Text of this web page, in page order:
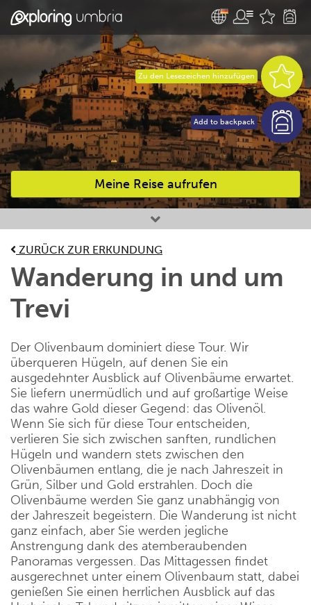
Meine Reise aufrufen
Bevorzugte Aktivitäten
Zu den Lesezeichen hinzufügen
Add to backpack
ZURÜCK ZUR ERKUNDUNG
Wanderung in und um
Trevi
Der Olivenbaum dominiert diese Tour. Wir
überqueren Hügeln, auf denen Sie ein
ausgedehnter Ausblick auf Olivenbäume erwartet.
Sie liefern unermüdlich und auf großartige Weise
das wahre Gold dieser Gegend: das Olivenöl.
Wenn Sie sich für diese Tour entscheiden,
verlieren Sie sich zwischen sanften, rundlichen
Hügeln und wandern stets zwischen den
Olivenbäumen entlang, die je nach Jahreszeit in
Grün, Silber und Gold erstrahlen. Doch die
Olivenbäume werden Sie ganz unabhängig von
der Jahreszeit begeistern. Die Wanderung ist nicht
ganz einfach, aber Sie werden jegliche
Anstrengung dank des atemberaubenden
Panoramas vergessen. Das Mittagessen findet
ausgerechnet unter einem Olivenbaum statt, dabei
genießen Sie einen herrlichen Ausblick auf das